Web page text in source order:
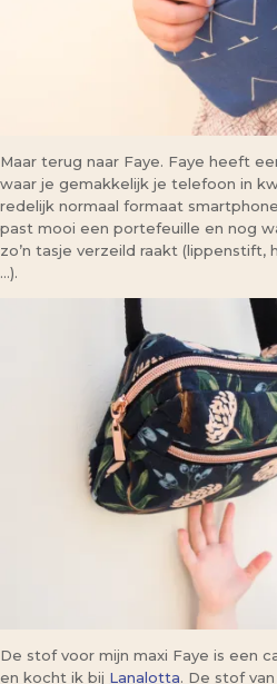
Maar terug naar Faye. Faye heeft
waar je gemakkelijk je telefoon in
redelijk normaal formaat
past mooi een portefeuille en nog
zo’n tasje verzeild raakt (lippenstift,
…).
De stof voor mijn maxi Faye is een
en kocht ik bij Lanalotta. De stof